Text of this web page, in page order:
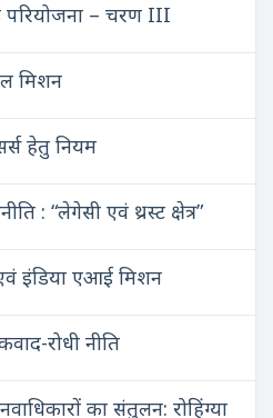
परियोजना – चरण III
मिशन
हेतु नियम
: “लेगेसी एवं थ्रस्ट क्षेत्र”
इंडिया एआई मिशन
रोधी नीति
का संतुलन: रोहिंग्या